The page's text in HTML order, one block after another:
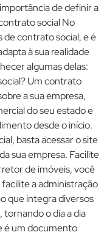
de definir a
social No
de contrato social, e é
à sua realidade
algumas delas:
Um contrato
a sua empresa,
do seu estado e
desde o início.
basta acessar o site
sua empresa. Facilite
de imóveis, você
a administração
que integra diversos
o dia a dia
é um documento